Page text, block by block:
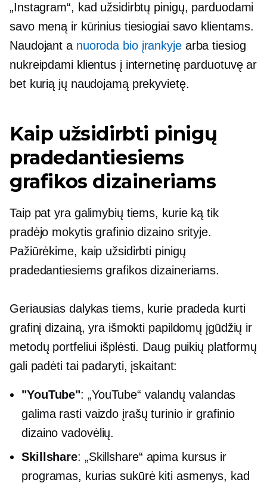
„Instagram“, kad užsidirbtų pinigų, parduodami
savo meną ir kūrinius tiesiogiai savo klientams.
Naudojant a nuoroda bio įrankyjearba tiesiog
nukreipdami klientus į internetinę parduotuvę ar
bet kurią jų naudojamą prekyvietę.
Kaip užsidirbti pinigų
pradedantiesiems
grafikos dizaineriams
Taip pat yra galimybių tiems, kurie ką tik
pradėjo mokytis grafinio dizaino srityje.
Pažiūrėkime, kaip užsidirbti pinigų
pradedantiesiems grafikos dizaineriams.
Geriausias dalykas tiems, kurie pradeda kurti
grafinį dizainą, yra išmokti papildomų įgūdžių ir
metodų portfeliui išplėsti. Daug puikių platformų
gali padėti tai padaryti, įskaitant:
"YouTube": „YouTube“ valandų valandas
galima rasti vaizdo įrašų turinio ir grafinio
dizaino vadovėlių.
Skillshare: „Skillshare“ apima kursus ir
programas, kurias sukūrė kiti asmenys, kad